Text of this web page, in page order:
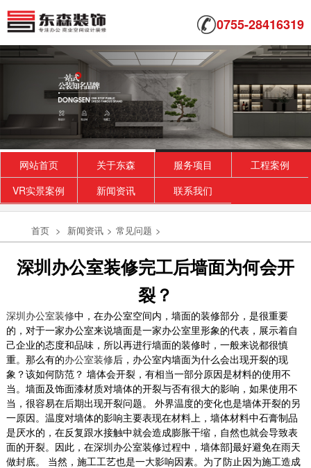
0755-28416319
网站首页 关于东森 服务项目
工程案例
VR实景案例
新闻资讯 联系我们
首页 > 新闻资讯 > 常见问题 >
深圳办公室装修完工后墙面为何会开
裂？
深圳办公室装修中，在办公室空间内，墙面的装修部分，是很重要
的，对于一家办公室来说墙面是一家办公室里形象的代表，展示着自
己企业的态度和品味，所以再进行墙面的装修时，一般来说都很慎
重。那么有的办公室装修后，办公室内墙面为什么会出现开裂的现
象？该如何防范？ 墙体会开裂，有相当一部分原因是材料的使用不
当。墙面及饰面漆材质对墙体的开裂与否有很大的影响，如果使用不
当，很容易在后期出现开裂问题。 外界温度的变化也是墙体开裂的另
一原因。温度对墙体的影响主要表现在材料上，墙体材料中石膏制品
是厌水的，在反复跟水接触中就会造成膨胀干缩，自然也就会导致表
面的开裂。因此，在深圳办公室装修过程中，墙体部]最好避免在雨天
做封底。 当然，施工工艺也是一大影响因素。为了防止因为施工造成
龙岗厂房装修案例
2018-06-21
甲级写字楼办公室装修